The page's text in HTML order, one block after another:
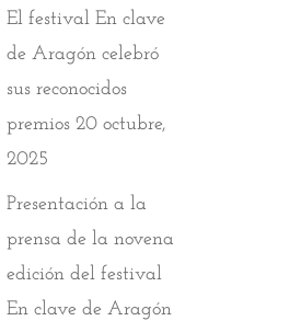
El festival En clave
de Aragón celebró
sus reconocidos
premios 20 octubre,
2025
Presentación a la
prensa de la novena
edición del festival
En clave de Aragón